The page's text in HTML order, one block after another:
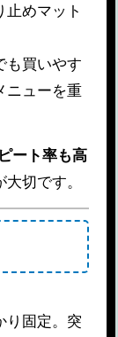
めマット
も買いやす
ニューを重
ート率も高
切です。
り固定。突